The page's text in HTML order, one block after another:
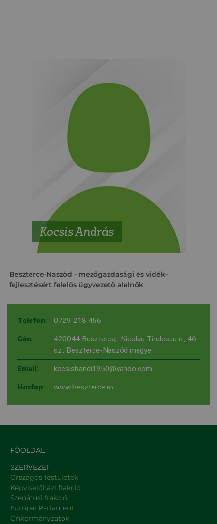
Kocsis András
Beszterce-Naszód - mezőgazdasági és vidék-
fejlesztésért felelős ügyvezető alelnök
Telefon: 0729 218 456
Cím:
420044 Beszterce, Nicolae Titulescu u., 46
sz., Beszterce-Naszód megye
Email: kocsisbandi1950@yahoo.com
Honlap: www.beszterce.ro
FŐOLDAL
SZERVEZET
Országos testületek
Képviselőházi frakció
Szenátusi frakció
Európai Parlament
Önkormányzatok